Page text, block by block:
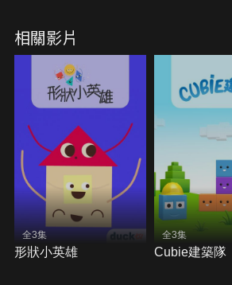
相關影片
全3集
形狀小英雄
全3集
Cubie建築隊